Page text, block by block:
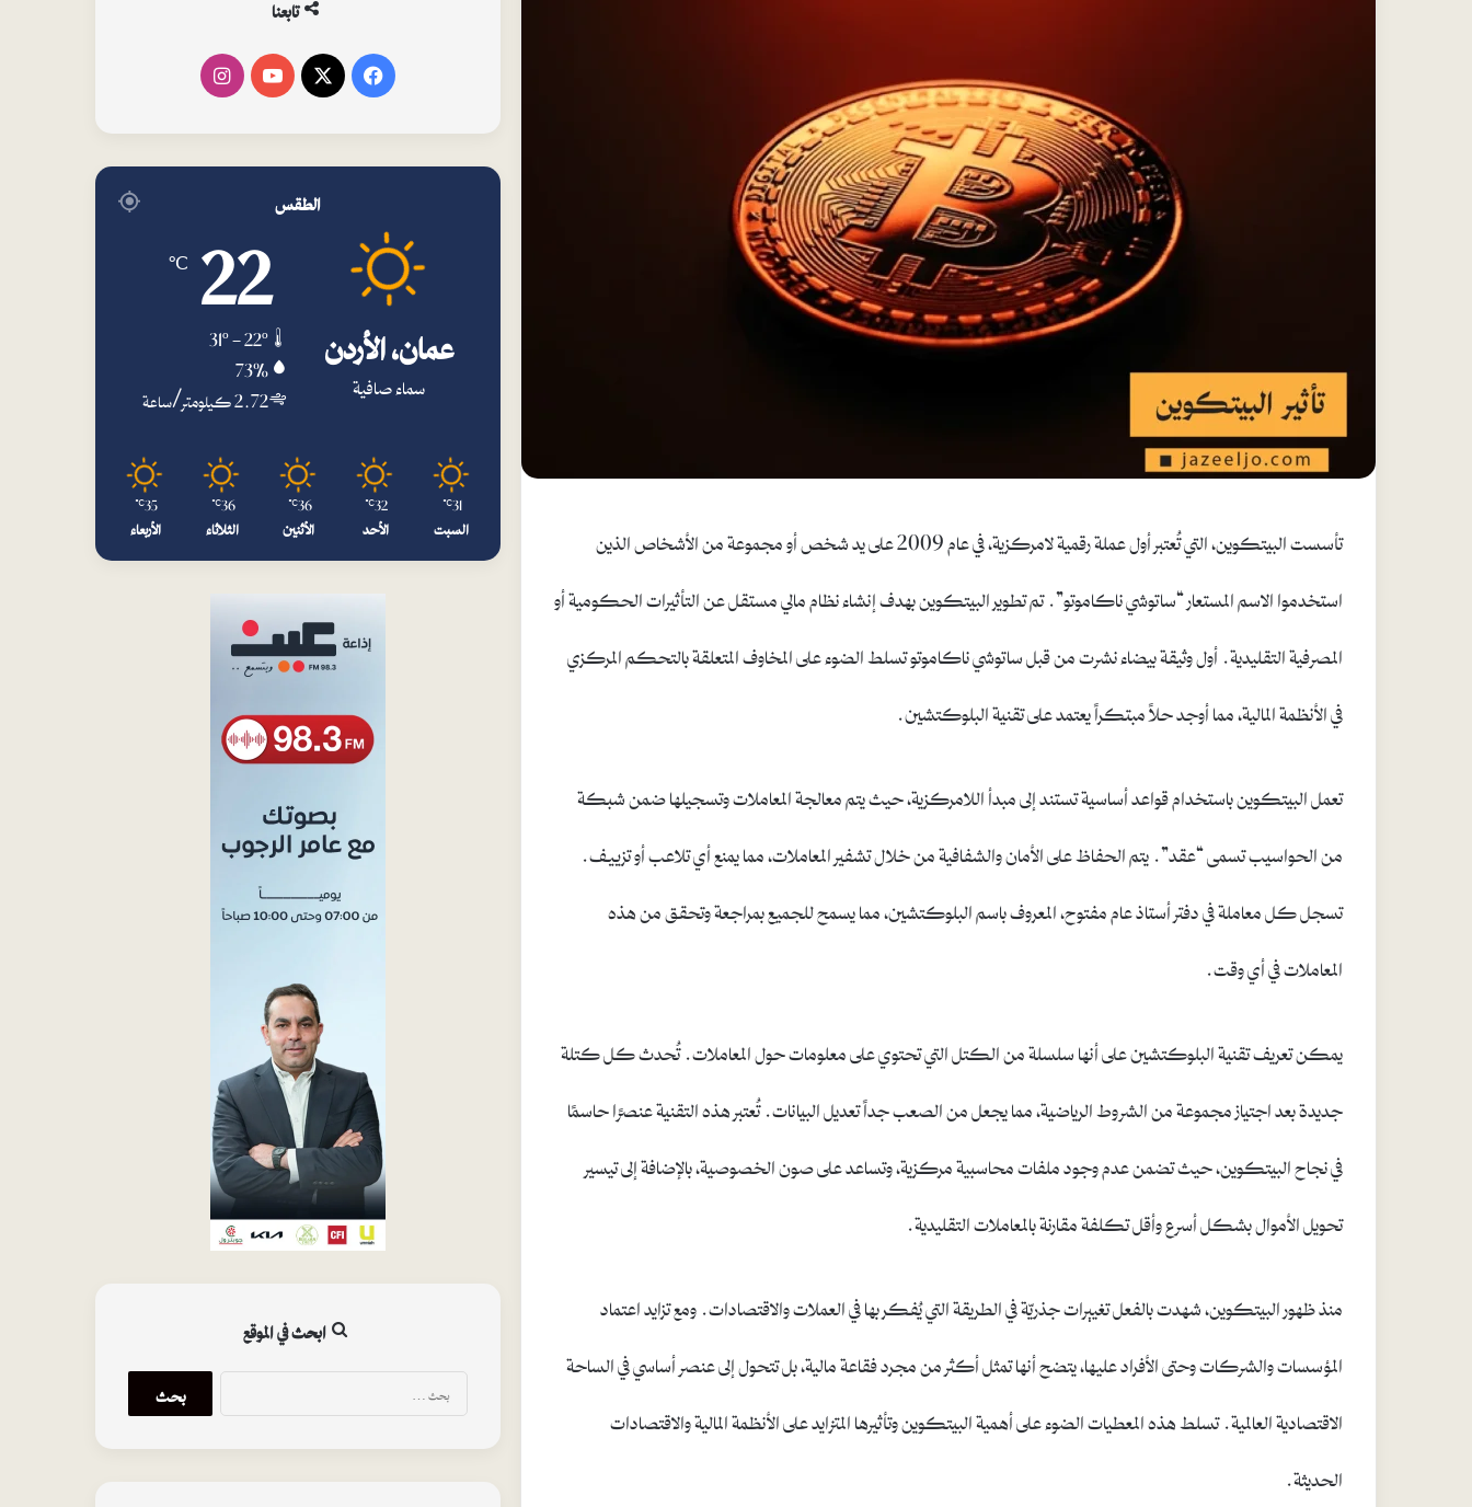
تأسست البيتكوين، التي تُعتبر أول عملة رقمية لامركزية، في عام 2009 على يد شخص أو مجموعة من الأشخاص الذين
استخدموا الاسم المستعار “ساتوشي ناكاموتو”. تم تطوير البيتكوين بهدف إنشاء نظام مالي مستقل عن التأثيرات الحكومية أو
المصرفية التقليدية. أول وثيقة بيضاء نشرت من قبل ساتوشي ناكاموتو تسلط الضوء على المخاوف المتعلقة بالتحكم المركزي
في الأنظمة المالية، مما أوجد حلاً مبتكراً يعتمد على تقنية البلوكتشين.
تعمل البيتكوين باستخدام قواعد أساسية تستند إلى مبدأ اللامركزية، حيث يتم معالجة المعاملات وتسجيلها ضمن شبكة
من الحواسيب تسمى “عقد”. يتم الحفاظ على الأمان والشفافية من خلال تشفير المعاملات، مما يمنع أي تلاعب أو تزييف.
تسجل كل معاملة في دفتر أستاذ عام مفتوح، المعروف باسم البلوكتشين، مما يسمح للجميع بمراجعة وتحقق من هذه
المعاملات في أي وقت.
يمكن تعريف تقنية البلوكتشين على أنها سلسلة من الكتل التي تحتوي على معلومات حول المعاملات. تُحدث كل كتلة
جديدة بعد اجتياز مجموعة من الشروط الرياضية، مما يجعل من الصعب جداً تعديل البيانات. تُعتبر هذه التقنية عنصرًا حاسمًا
في نجاح البيتكوين، حيث تضمن عدم وجود ملفات محاسبية مركزية، وتساعد على صون الخصوصية، بالإضافة إلى تيسير
تحويل الأموال بشكل أسرع وأقل تكلفة مقارنة بالمعاملات التقليدية.
منذ ظهور البيتكوين، شهدت بالفعل تغييرات جذريّة في الطريقة التي يُفكر بها في العملات والاقتصادات. ومع تزايد اعتماد
المؤسسات والشركات وحتى الأفراد عليها، يتضح أنها تمثل أكثر من مجرد فقاعة مالية، بل تتحول إلى عنصر أساسي في الساحة
الاقتصادية العالمية. تسلط هذه المعطيات الضوء على أهمية البيتكوين وتأثيرها المتزايد على الأنظمة المالية والاقتصادات
الحديثة.
تابعنا
فيسبوك ‫X
‫YouTubeانستقرام
الطقس
عمان، الأردن
سماء صافية
22
℃
31º - 22º
73%
2.72 كيلومتر/ساعة
31
℃
السبت
32
℃
الأحد
36
℃
الأثنين
36
℃
الثلاثاء
35
℃
الأربعاء
ابحث في الموقع
البحث
عن: